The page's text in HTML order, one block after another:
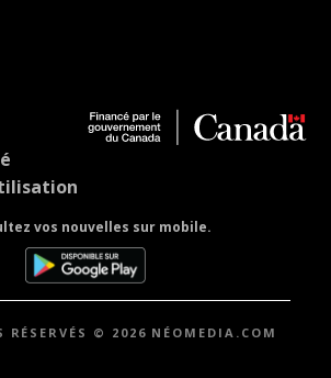
vos nouvelles sur mobile.
RÉSERVÉS © 2026 NÉOMEDIA.COM